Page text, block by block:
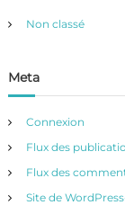
Non classé
Meta
Connexion
Flux des
Flux des
Site de